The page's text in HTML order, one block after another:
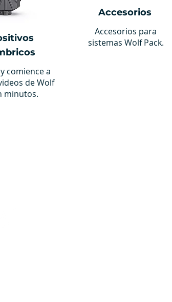
comience a
de Wolf
minutos.
Accesorios
Accesorios para
sistemas Wolf Pack.